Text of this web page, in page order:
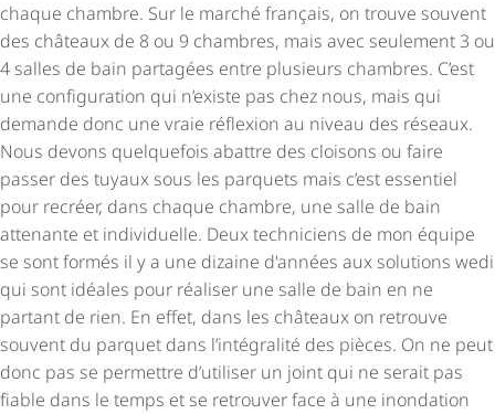
chaque chambre. Sur le marché français, on trouve souvent
des châteaux de 8 ou 9 chambres, mais avec seulement 3 ou
4 salles de bain partagées entre plusieurs chambres. C’est
une configuration qui n’existe pas chez nous, mais qui
demande donc une vraie réflexion au niveau des réseaux.
Nous devons quelquefois abattre des cloisons ou faire
passer des tuyaux sous les parquets mais c’est essentiel
pour recréer, dans chaque chambre, une salle de bain
attenante et individuelle. Deux techniciens de mon équipe
se sont formés il y a une dizaine d'années aux solutions wedi
qui sont idéales pour réaliser une salle de bain en ne
partant de rien. En effet, dans les châteaux on retrouve
souvent du parquet dans l’intégralité des pièces. On ne peut
donc pas se permettre d’utiliser un joint qui ne serait pas
fiable dans le temps et se retrouver face à une inondation